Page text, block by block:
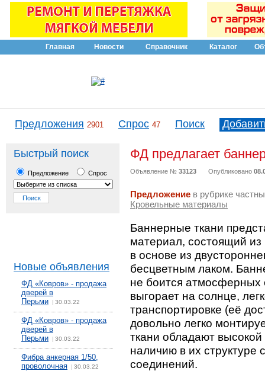
Главная Новости Справочник Каталог
Предложения 2901 Спрос 47 Поиск
Быстрый поиск
Предложение Спрос
Новые объявления
ФД «Ковров» - продажа
дверей в
Перьми
30.03.22
ФД «Ковров» - продажа
дверей в
Перьми
30.03.22
Фибра анкерная 1/50,
проволочная
30.03.22
ФД предлагает
Объявление № 33123 Опубликовано
Предложение в рубрике
Кровельные материалы
Баннерные ткани
материал, состоящий
в основе из
бесцветным лаком.
не боится атмосферных
выгорает на солнце,
транспортировке (её
довольно легко
ткани обладают высокой
наличию в их структуре
соединений.